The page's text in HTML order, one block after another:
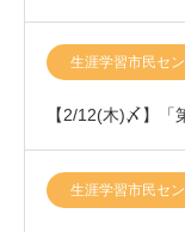
果について
生涯学習市民セ
【2/12(木)〆】
きまして
生涯学習市民セ